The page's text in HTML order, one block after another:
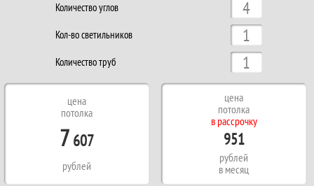
Количество углов
Кол-во светильников
Количество труб
цена
потолка
7 607
рублей
цена
потолка
в рассрочку
951
рублей
в месяц